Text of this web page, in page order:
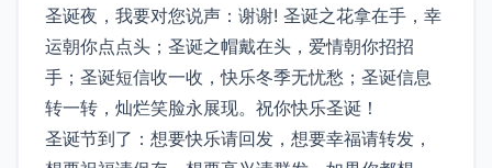
圣诞夜，我要对您说声：谢谢! 圣诞之花拿在手，幸
运朝你点点头；圣诞之帽戴在头，爱情朝你招招
手；圣诞短信收一收，快乐冬季无忧愁；圣诞信息
转一转，灿烂笑脸永展现。祝你快乐圣诞！
圣诞节到了：想要快乐请回发，想要幸福请转发，